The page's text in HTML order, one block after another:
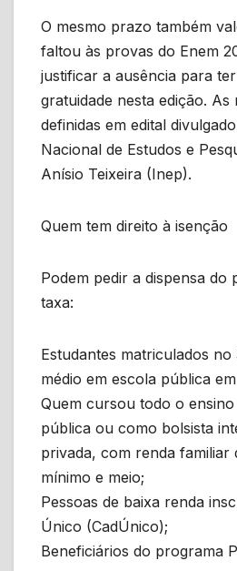
O mesmo prazo também
faltou às provas do Enem
justificar a ausência para
gratuidade nesta edição.
definidas em edital
Nacional de Estudos e
Anísio Teixeira (Inep).
Quem tem direito à isenção
Podem pedir a dispensa do
taxa:
Estudantes matriculados no
médio em escola pública
Quem cursou todo o
pública ou como bolsista
privada, com renda familiar
mínimo e meio;
Pessoas de baixa renda
Único (CadÚnico);
Beneficiários do programa